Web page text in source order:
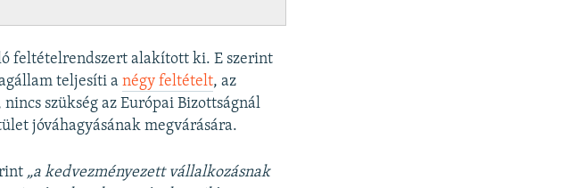
feltételrendszert alakított ki. E szerint
teljesíti anégy feltételt, az
szükség az Európai Bizottságnál
jóváhagyásának megvárására.
„a kedvezményezett vállalkozásnak